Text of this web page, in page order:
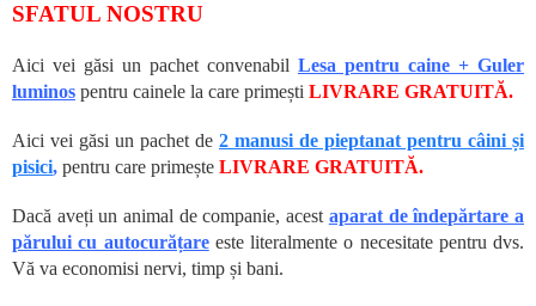
SFATUL NOSTRU
Aici vei găsi un pachet convenabil Lesa pentru caine + Guler
luminos pentru cainele la care primești LIVRARE GRATUITĂ.
Aici vei găsi un pachet de 2 manusi de pieptanat pentru câini și
pisici, pentru care primește LIVRARE GRATUITĂ.
Dacă aveți un animal de companie, acest aparat de îndepărtare a
părului cu autocurățareeste literalmente o necesitate pentru dvs.
Vă va economisi nervi, timp și bani.